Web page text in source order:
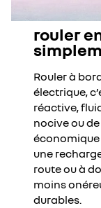
rouler
Rouler à
électrique,
réactive,
nocive ou de
économique
une
routeou à
moins
durables.